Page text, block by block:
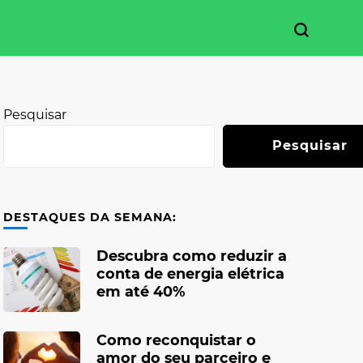
Pesquisar
Pesquisar
DESTAQUES DA SEMANA:
Descubra como reduzir a
conta de energia elétrica
em até 40%
Como reconquistar o
amor do seu parceiro e